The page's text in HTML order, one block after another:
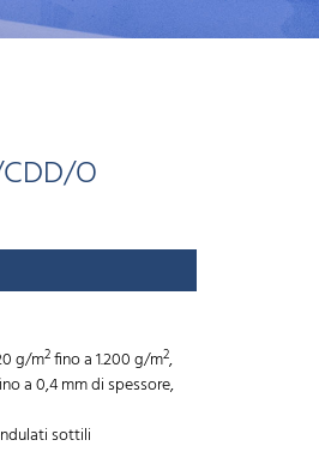
O
g/m2fino a 1.200 g/m2,
a 0,4 mm di spessore,
sottili